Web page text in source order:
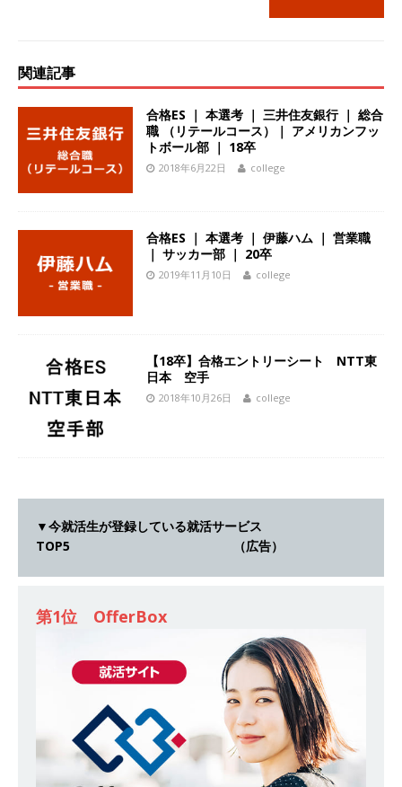
土日祝完全休み ｜ 売上高1,138億円 ｜ プライム
上場 ｜ 新電元工業
体育会積極採用企業
[ 2026年5月14日 ]
【 28卒 ｜ 適性検査合否免
住宅販売をリードする企業 ｜ 土地仕入れから物
[ 2026年5月14日 ]
としてクライアントの課題を解決 ｜ 土日祝完全
休み ｜ データアナリティクスラボ
し 】 食品・生鮮業界に特化した人材紹介サービ
スを提供するベンチャー企業 ｜ 設立から毎年黒
字経営。売上は常に右肩上がり ｜ 未経験から営
業として成長・収入アップが目指せる環境 ｜ オ
イシル
体育会積極採用企業
[ 2026年5月13日 ]
【 28卒 ｜ トップ企業内定の
関連記事
合格ES ｜ 本選考 ｜ 三井住友銀行 ｜ 総合
職 （リテールコース）｜ アメリカンフッ
トボール部 ｜ 18卒
2018年6月22日 college
合格ES ｜ 本選考 ｜ 伊藤ハム ｜ 営業職
｜ サッカー部 ｜ 20卒
2019年11月10日 college
【18卒】合格エントリーシート NTT東
日本 空手
2018年10月26日 college
▼今就活生が登録している就活サービス
TOP5 （広告）
第1位 OfferBox